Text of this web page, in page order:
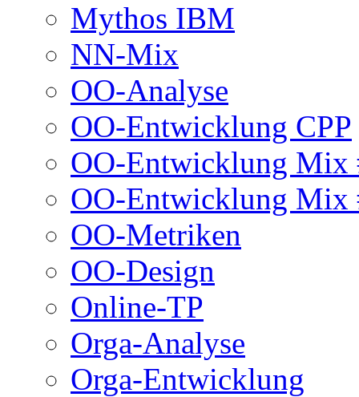
Mythos IBM
NN-Mix
OO-Analyse
OO-Entwicklung CPP
OO-Entwicklung Mix
OO-Entwicklung Mix
OO-Metriken
OO-Design
Online-TP
Orga-Analyse
Orga-Entwicklung